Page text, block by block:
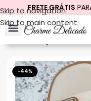
Skip to navigation
Skip to main content
FRETE GRÁTIS
-44%